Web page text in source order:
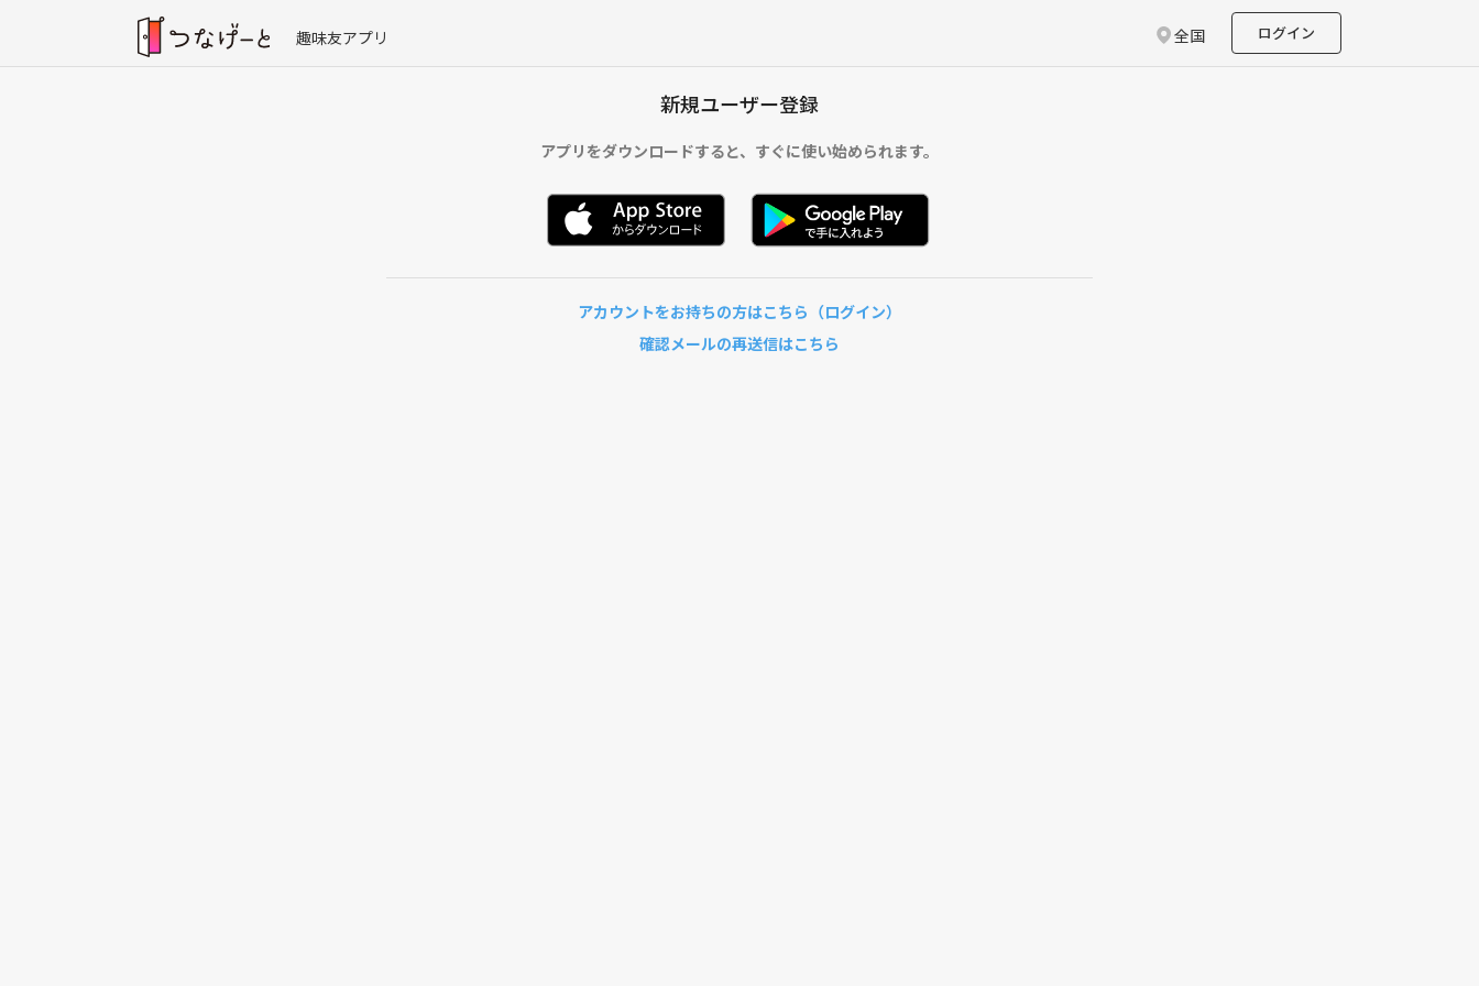
趣味友アプリ 全国 ログイン
新規ユーザー登録
アプリをダウンロードすると、 すぐに使い始められます。
アカウントをお持ちの方はこちら（ログイン）
確認メールの再送信はこちら